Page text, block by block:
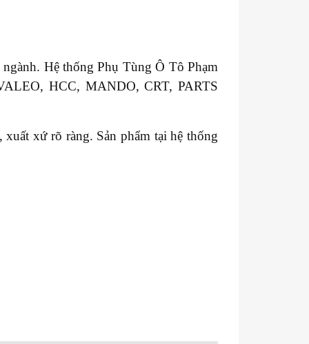
Hệ thống Phụ Tùng Ô Tô Phạm
HCC, MANDO, CRT, PARTS
xứ rõ ràng. Sản phẩm tại hệ thống